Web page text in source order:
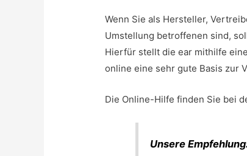
Wenn Sie als Hersteller,
Umstellung betroffenen sind,
Hierfür stellt die ear mithilfe
online eine sehr gute Basis zur
Die Online-Hilfe finden Sie bei
Unsere